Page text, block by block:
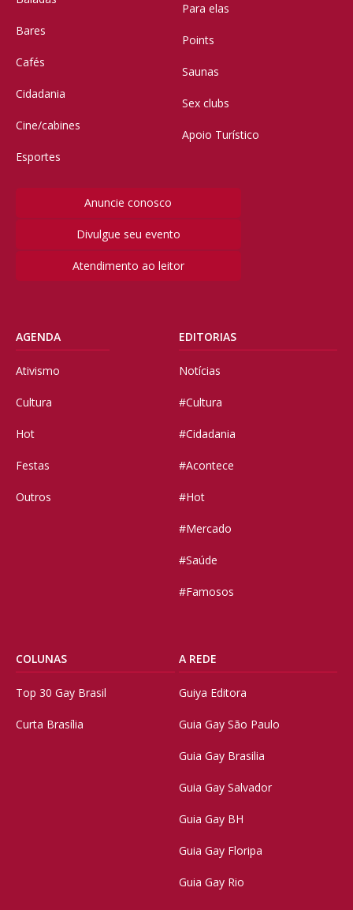
Bares
Cafés
Cidadania
Cine/cabines
Esportes
Para elas
Points
Saunas
Sex clubs
Apoio Turístico
Anuncie conosco
Divulgue seu evento
Atendimento ao leitor
AGENDA
Ativismo
Cultura
Hot
Festas
Outros
EDITORIAS
Notícias
#Cultura
#Cidadania
#Acontece
#Hot
#Mercado
#Saúde
#Famosos
COLUNAS
Top 30 Gay Brasil
Curta Brasília
A REDE
Guiya Editora
Guia Gay São Paulo
Guia Gay Brasilia
Guia Gay Salvador
Guia Gay BH
Guia Gay Floripa
Guia Gay Rio